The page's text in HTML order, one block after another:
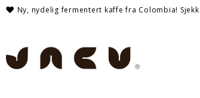
Ny, nydelig fermentert kaffe fra Colombia!